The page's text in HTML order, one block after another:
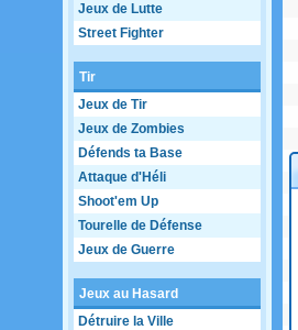
Jeux de Lutte
Street Fighter
Tir
Jeux de Tir
Jeux de Zombies
Défends ta Base
Attaque d'Héli
Shoot'em Up
Tourelle de Défense
Jeux de Guerre
Jeux au Hasard
Détruire la Ville